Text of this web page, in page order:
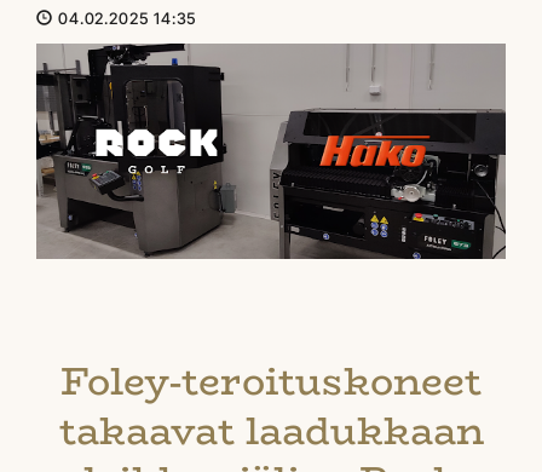
04.02.2025 14:35
Foley-teroituskoneet
takaavat laadukkaan